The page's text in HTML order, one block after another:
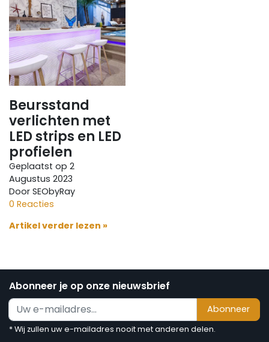
Beursstand
verlichten met
LED strips en LED
profielen
Geplaatst op 2
Augustus 2023
Door SEObyRay
0 Reacties
Artikel verder lezen »
Abonneer je op onze nieuwsbrief
Abonneer
* Wij zullen uw e-mailadres nooit met anderen delen.